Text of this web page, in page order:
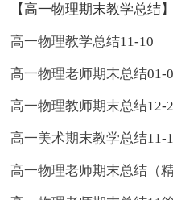
【高一物理期末教学总结
高一物理教学总结11-10
高一物理老师期末总结01-
高一物理教师期末总结12-
高一美术期末教学总结11-
高一物理老师期末总结（